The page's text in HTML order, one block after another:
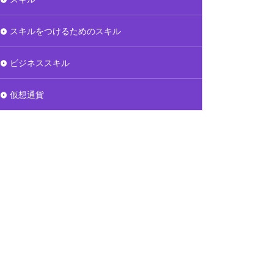
スキルをつけるためのスキル
ビジネススキル
仮想通貨